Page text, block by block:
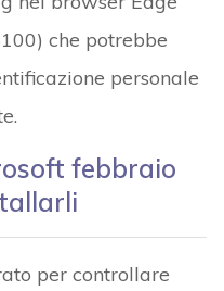
che potrebbe
personale
febbraio
per controllare